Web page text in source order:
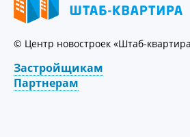
© Центр новостроек «Штаб-
Застройщикам
Партнерам